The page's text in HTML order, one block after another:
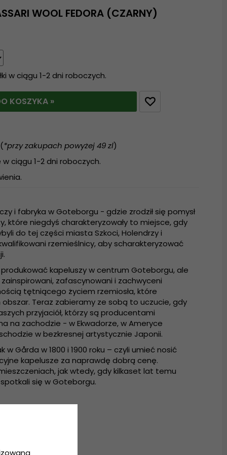
WOOL FEDORA (CZARNY)
w ciągu 1-2 dni roboczych.
KOSZYKA »
*przy zakupach powyżej 49 zl)
ciągu 1-2 dni roboczych.
i fabryka w Goteborgu - gdzie zrodził się pomysł
które niegdyś charakteryzowały to miejsce, gdy
do tej części miasta Szkoci, Holendrzy i
rzemieślnicy, aby scharakteryzować
kapeluszy w centrum Goteborgu, ale
zafascynowani i zachwyceni
tętniącego życiem rzemiosła, które
Teraz zabieramy ze sobą to uczucie, gdy
przyjaciół, którzy są producentami
na zachodzie - w Ekwadorze, w Ameryce
w bezkresnej artystycznie Japonii.
w Gårda w 1800 i 1900 roku – czyli umieć nosić
kapelusze za naprawdę dobrą cenę.
jak wtedy, gdy kilkaset lat temu
się w Goteborgu.